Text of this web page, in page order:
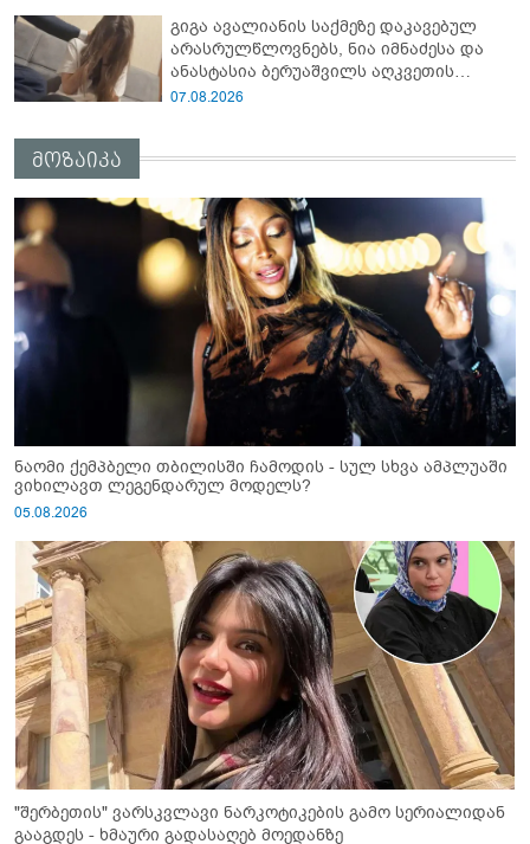
გიგა ავალიანის საქმეზე დაკავებულ
არასრულწლოვნებს, ნია იმნაძესა და
ანასტასია ბერუაშვილს აღკვეთის
ღონისძიების სახით პატიმრობა
07.08.2026
მოზაიკა
ნაომი ქემპბელი თბილისში ჩამოდის - სულ სხვა ამპლუაში
ვიხილავთ ლეგენდარულ მოდელს?
05.08.2026
"შერბეთის" ვარსკვლავი ნარკოტიკების გამო სერიალიდან
გააგდეს - ხმაური გადასაღებ მოედანზე